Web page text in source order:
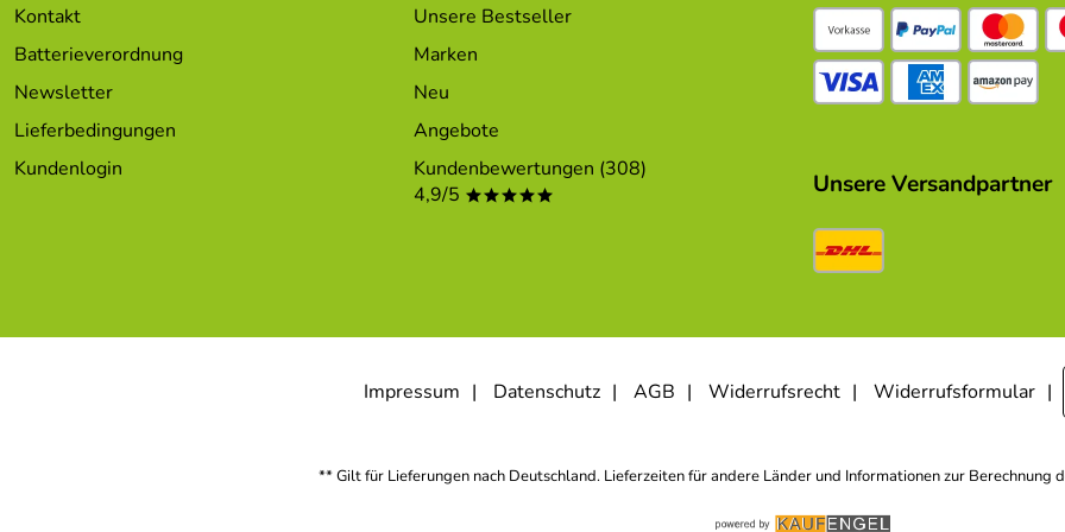
Kontakt
Batterieverordnung
Newsletter
Lieferbedingungen
Kundenlogin
Unsere Bestseller
Marken
Neu
Angebote
Kundenbewertungen (308)
4,9/5 ***** Unsere Versandpartner
Impressum Datenschutz AGB Widerrufsrecht Widerrufsformular
** Gilt für Lieferungen nach Deutschland. Lieferzeiten für andere Länder und Informationen zur Berechnung